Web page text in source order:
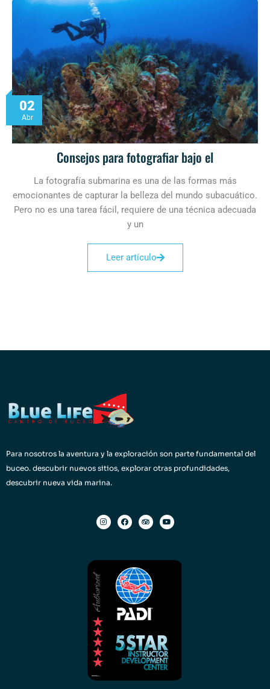
02
Abr
Consejos para fotografiar bajo el
La fotografía submarina es una de las formas más
emocionantes de capturar la belleza del mundo subacuático.
Pero no es una tarea fácil, requiere de una técnica adecuada
y un
Leer artículo
Para nosotros la aventura y la exploración son parte fundamental del
buceo. descubrir nuevos sitios, explorar otras profundidades,
descubrir nueva vida marina.
I
n
r
F
a
o
k
T
r
v
i
s
o
r
Y
o
e